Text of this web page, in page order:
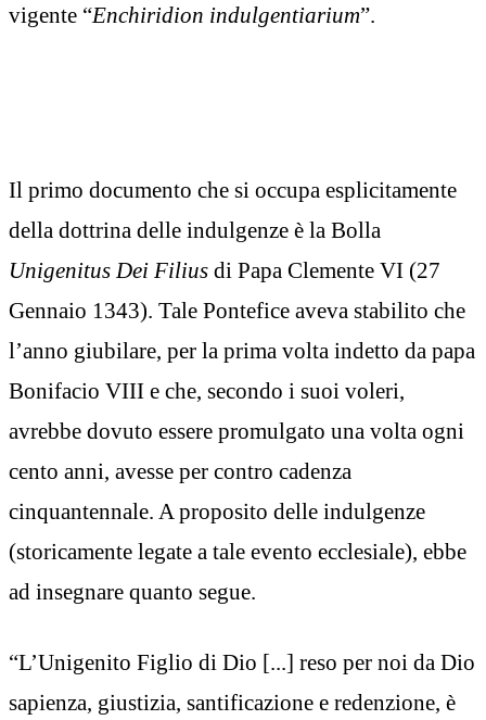
vigente “Enchiridion indulgentiarium”.
Il primo documento che si occupa esplicitamente
della dottrina delle indulgenze è la Bolla
Unigenitus Dei Filius di Papa Clemente VI (27
Gennaio 1343). Tale Pontefice aveva stabilito che
l’anno giubilare, per la prima volta indetto da papa
Bonifacio VIII e che, secondo i suoi voleri,
avrebbe dovuto essere promulgato una volta ogni
cento anni, avesse per contro cadenza
cinquantennale. A proposito delle indulgenze
(storicamente legate a tale evento ecclesiale), ebbe
ad insegnare quanto segue.
“L’Unigenito Figlio di Dio [...] reso per noi da Dio
sapienza, giustizia, santificazione e redenzione, è